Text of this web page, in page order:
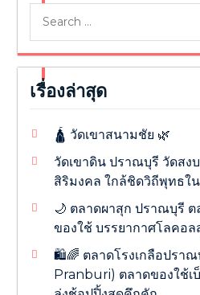
เรื่องล่าสุด
🛕 วัดเขาสนามชัย 🌿
วัดเขาดิน ปราณบุรี วัดสง
สิริมงคล ใกล้ชิดวิถีพุทธใ
🌙 ตลาดผาสุก ปราณบุรี
ของใช้ บรรยากาศโลคอ
🛍️🌈 ตลาดโรงเกลือปรา
Pranburi) ตลาดของใช้เ